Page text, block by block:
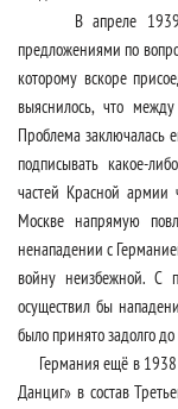
В апреле 1939
предложениями по
которому вскоре
выяснилось, что
Проблема заключалась
подписывать какое-
частей Красной армии
Москве напрямую
ненападении с
войну неизбежной. С
осуществил бы
было принято задолго
Германия ещё в 1938
Данциг» в состав